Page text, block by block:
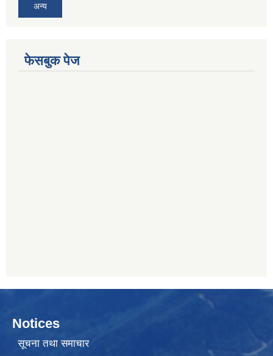
अन्य
फेसबुक पेज
Notices
सूचना तथा समाचार